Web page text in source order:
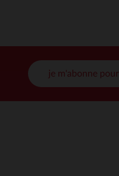
je m'abonne pour